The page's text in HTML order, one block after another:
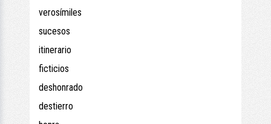
verosímiles
sucesos
itinerario
ficticios
deshonrado
destierro